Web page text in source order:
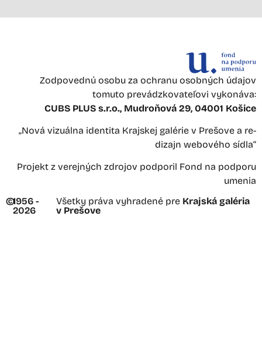
Zodpovednú osobu za ochranu osobných údajov
tomuto prevádzkovateľovi vykonáva:
CUBS PLUS s.r.o., Mudroňová 29, 04001 Košice
„Nová vizuálna identita Krajskej galérie v Prešove a re-
dizajn webového sídla“
Projekt z verejných zdrojov podporil Fond na podporu
umenia
©1956 -
2026
Všetky práva vyhradené pre Krajská galéria
v Prešove